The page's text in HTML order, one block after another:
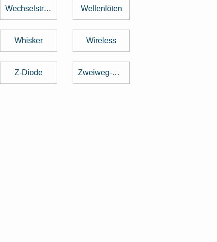
Wechselstrom Wellenlöten
Whisker Wireless
Z-Diode Zweiweg-Gleichrichter